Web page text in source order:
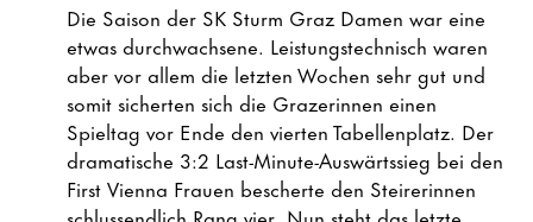
Die Saison der SK Sturm Graz Damen war eine
etwas durchwachsene. Leistungstechnisch waren
aber vor allem die letzten Wochen sehr gut und
somit sicherten sich die Grazerinnen einen
Spieltag vor Ende den vierten Tabellenplatz. Der
dramatische 3:2 Last-Minute-Auswärtssieg bei den
First Vienna Frauen bescherte den Steirerinnen